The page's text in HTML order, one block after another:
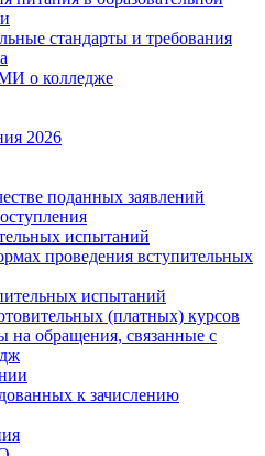
стандарты и требования
о колледже
2026
поданных заявлений
испытаний
проведения вступительных
испытаний
(платных) курсов
на обращения, связанные с
к зачислению